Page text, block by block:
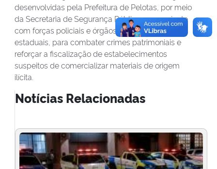
desenvolvidas pela Prefeitura de Pelotas, por meio
da Secretaria de Segurança Pública, em conjunto
com forças policiais e órgãos municipais e
estaduais, para combater crimes patrimoniais e
reforçar a fiscalização de estabelecimentos
suspeitos de comercializar materiais de origem
ilícita.
Notícias Relacionadas